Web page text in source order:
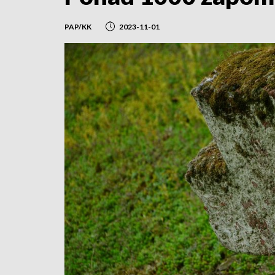
PAP/KK 2023-11-01